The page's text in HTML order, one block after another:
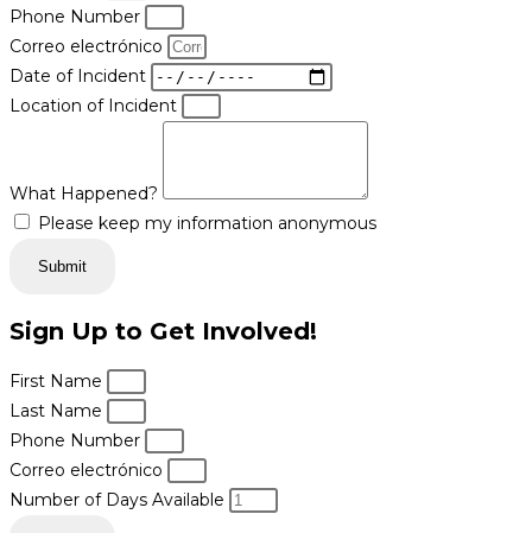
Phone Number
Correo electrónico
Date of Incident
Location of Incident
What Happened?
Please keep my information anonymous
Submit
Sign Up to Get Involved!
First Name
Last Name
Phone Number
Correo electrónico
Number of Days Available